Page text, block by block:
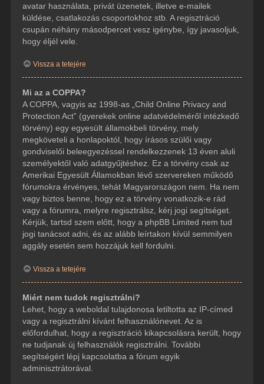
avatar használata, privát üzenetek, illetve e-mailek
küldése, csatlakozás csoportokhoz stb. A regisztráció
csupán néhány másodpercet vesz igénybe, így javasoljuk,
hogy éljél vele.
Vissza a tetejére
Mi az a COPPA?
A COPPA, vagyis az 1998-as „Child Online Privacy and
Protection Act” (gyerekek online adatvédelméről intézkedő
törvény) egy egyesült államokbeli törvény, mely
megköveteli a honlapoktól, hogy írásos szülői vagy
gondviselői beleegyezéssel rendelkezzenek 13 éven aluli
személyektől való adatgyűjtéshez. Ez a törvény csak az
Amerikai Egyesült Államokban lévő szervereken működő
fórumokra érvényes, tehát Magyarországon nem. Ha nem
vagy biztos benne, hogy ez a törvény vonatkozik-e rád
vagy a fórumra, melyre regisztrálsz, kérj jogi segítséget.
Kérjük, tartsd szem előtt, hogy a phpBB Limited nem tud
jogi tanácsot adni, és az alább leírtakon kívül semmilyen
aggály esetén sem hozzájuk kell fordulni.
Vissza a tetejére
Miért nem tudok regisztrálni?
Lehet, hogy a weboldal tulajdonosa letiltotta az IP-címed
vagy a regisztrálni kívánt felhasználónevet. Az is
előfordulhat, hogy a regisztráció kikapcsolásra került, hogy
ne tudjanak új felhasználók regisztrálni. További
segítségért lépj kapcsolatba a fórum egyik
adminisztrátorával.